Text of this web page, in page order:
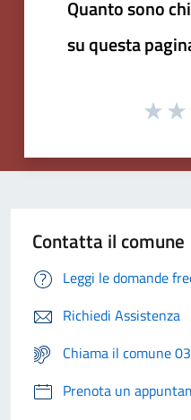
Quanto sono
su questa
Contatta il comune
Leggi le domande
Richiedi Assistenza
Chiama il comune
Prenota un